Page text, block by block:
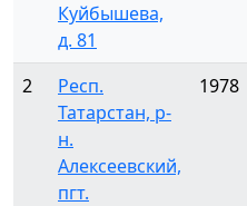
Куйбышева,
д. 81
2
Респ.
Татарстан, р-
н.
Алексеевский,
пгт.
1978